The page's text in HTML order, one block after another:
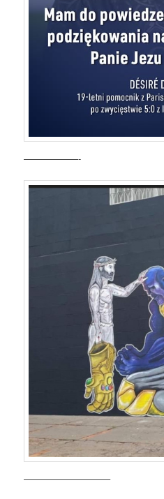
——————-
—————————–